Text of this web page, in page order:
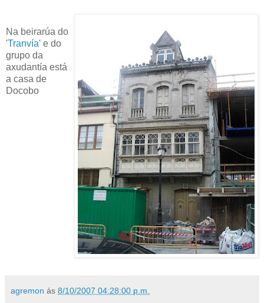
Na beirarúa do
'Tranvía' e do
grupo da
axudantía está
a casa de
Docobo
agremon ás 8/10/2007 04:28:00 p.m.